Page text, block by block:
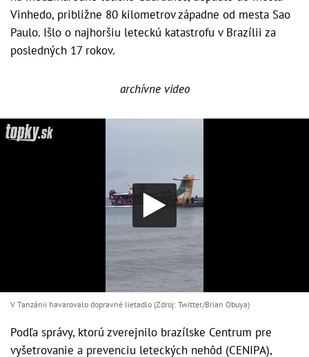
Vinhedo, približne 80 kilometrov západne od mesta Sao
Paulo. Išlo o najhoršiu leteckú katastrofu v Brazílii za
posledných 17 rokov.
archívne video
V Tanzánii havarovalo dopravné lietadlo (Zdroj: Twitter/Brian Obuya)
Podľa správy, ktorú zverejnilo brazílske Centrum pre
vyšetrovanie a prevenciu leteckých nehôd (CENIPA),